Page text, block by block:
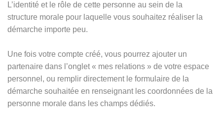
L’identité et le rôle de cette personne au sein de la
structure morale pour laquelle vous souhaitez réaliser la
démarche importe peu.
Une fois votre compte créé, vous pourrez ajouter un
partenaire dans l’onglet « mes relations » de votre espace
personnel, ou remplir directement le formulaire de la
démarche souhaitée en renseignant les coordonnées de la
personne morale dans les champs dédiés.